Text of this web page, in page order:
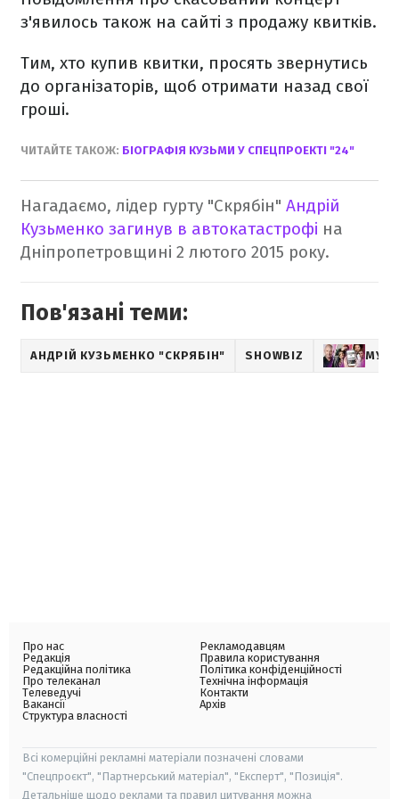
з'явилось також на сайті з продажу квитків.
Тим, хто купив квитки, просять звернутись
до організаторів, щоб отримати назад свої
гроші.
ЧИТАЙТЕ ТАКОЖ: БІОГРАФІЯ КУЗЬМИ У СПЕЦПРОЕКТІ "24"
Нагадаємо, лідер гурту "Скрябін" Андрій
Кузьменко загинув в автокатастрофі на
Дніпропетровщині 2 лютого 2015 року.
Пов'язані теми:
АНДРІЙ КУЗЬМЕНКО "СКРЯБІН" SHOWBIZ
Про нас
Редакція
Редакційна політика
Про телеканал
Телеведучі
Вакансії
Структура власності
Рекламодавцям
Правила користування
Політика конфіденційності
Технічна інформація
Контакти
Архів
Всі комерційні рекламні матеріали позначені словами
"Спецпроєкт", "Партнерський матеріал", "Експерт", "Позиція".
Детальніше щодо реклами та правил цитування можна